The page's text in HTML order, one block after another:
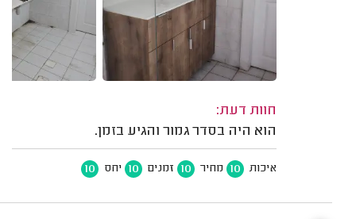
חוות דעת:
הוא היה בסדר גמור והגיע בזמן.
איכות 10 מחיר 10 זמנים 10 יחס 10